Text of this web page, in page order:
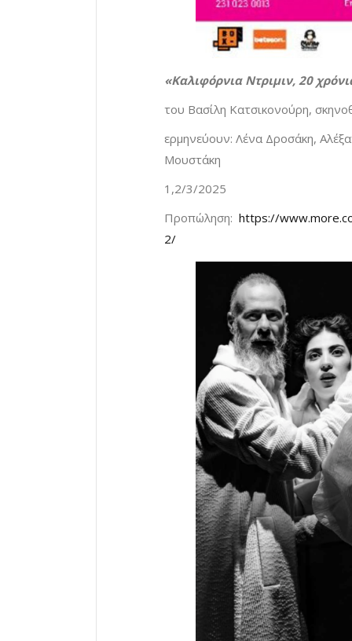
«Καλιφόρνια Ντριμιν, 20
του Βασίλη Κατσικονούρη,
ερμηνεύουν: Λένα Δροσάκη,
Μουστάκη
1,2/3/2025
Προπώληση: https://
2/